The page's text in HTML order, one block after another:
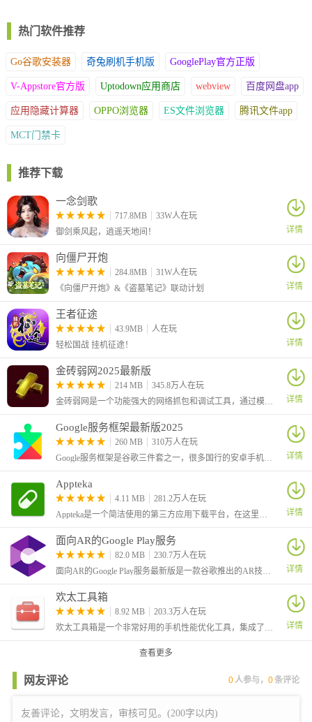
热门软件推荐
Go谷歌安装器 奇兔刷机手机版 GooglePlay官方正版
V-Appstore官方版 Uptodown应用商店 webview 百度网盘app
应用隐藏计算器 OPPO浏览器 ES文件浏览器 腾讯文件app
MCT门禁卡
推荐下载
一念剑歌
717.8MB
33W人在玩
御剑乘风起，逍遥天地间！
详情
向僵尸开炮
284.8MB
31W人在玩
《向僵尸开炮》&《盗墓笔记》联动计划
详情
王者征途
43.9MB
人在玩
轻松国战 挂机征途！
详情
金砖弱网2025最新版
214 MB
345.8万人在玩
金砖弱网是一个功能强大的网络抓包和调试工具，通过模拟各种弱网环境，帮助确保应用程序在不同网络条件下的表现和稳定性，是开发和测试人员的一个有力辅助工具。
详情
Google服务框架最新版2025
260 MB
310万人在玩
Google服务框架是谷歌三件套之一，很多国行的安卓手机没有原生的安卓电子市场，许多软件和游戏都是需要谷歌框架才可以运行的，因此这里给大家带来了最新版的Google Services Framework
详情
Appteka
4.11 MB
281.2万人在玩
Appteka是一个简洁使用的第三方应用下载平台，在这里为大家收录了谷歌商店的大多数应用，只要不是特别冷门的，我们就可以在这里找到。
详情
面向AR的Google Play服务
82.0 MB
230.7万人在玩
面向AR的Google Play服务最新版是一款谷歌推出的AR技术支持应用服务框架，又叫做Google Play Services for AR，简称ARCore，安装该框架之后用户就可以在手机上运行AR应用了。
详情
欢太工具箱
8.92 MB
203.3万人在玩
欢太工具箱是一个非常好用的手机性能优化工具，集成了多种实用调试功能，帮助用户深度管理手机各项参数。从电池续航优化、屏幕亮度调节
详情
查看更多
网友评论 0 人参与，0条评论